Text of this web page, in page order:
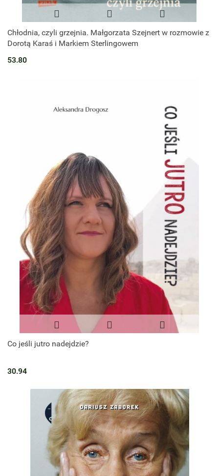
Chłodnia, czyli grzejnia. Małgorzata Szejnert w rozmowie z
Dorotą Karaś i Markiem Sterlingowem
53.80
Co jeśli jutro nadejdzie?
30.94